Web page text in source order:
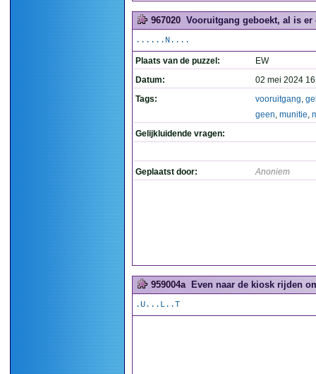
967020 Vooruitgang geboekt, al is er
......N....
Plaats van de puzzel:
EW
Datum:
02 mei 2024
Tags:
vooruitgang,
geen, munitie,
Gelijkluidende vragen:
Geplaatst door: Anoniem
959004a Even naar de kiosk rijden
.U...L..T